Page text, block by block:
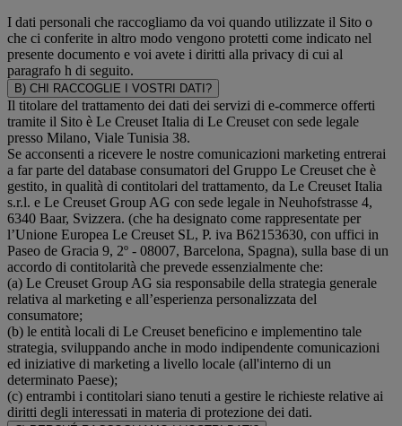
I dati personali che raccogliamo da voi quando utilizzate il Sito o
che ci conferite in altro modo vengono protetti come indicato nel
presente documento e voi avete i diritti alla privacy di cui al
paragrafo h di seguito.
B) CHI RACCOGLIE I VOSTRI DATI?
Il titolare del trattamento dei dati dei servizi di e-commerce offerti
tramite il Sito è Le Creuset Italia di Le Creuset con sede legale
presso Milano, Viale Tunisia 38.
Se acconsenti a ricevere le nostre comunicazioni marketing entrerai
a far parte del database consumatori del Gruppo Le Creuset che è
gestito, in qualità di contitolari del trattamento, da Le Creuset Italia
s.r.l. e Le Creuset Group AG con sede legale in Neuhofstrasse 4,
6340 Baar, Svizzera. (che ha designato come rappresentate per
l’Unione Europea Le Creuset SL, P. iva B62153630, con uffici in
Paseo de Gracia 9, 2º - 08007, Barcelona, Spagna), sulla base di un
accordo di contitolarità che prevede essenzialmente che:
(a) Le Creuset Group AG sia responsabile della strategia generale
relativa al marketing e all’esperienza personalizzata del
consumatore;
(b) le entità locali di Le Creuset beneficino e implementino tale
strategia, sviluppando anche in modo indipendente comunicazioni
ed iniziative di marketing a livello locale (all'interno di un
determinato Paese);
(c) entrambi i contitolari siano tenuti a gestire le richieste relative ai
diritti degli interessati in materia di protezione dei dati.